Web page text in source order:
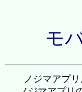
モ
ノジマアプ